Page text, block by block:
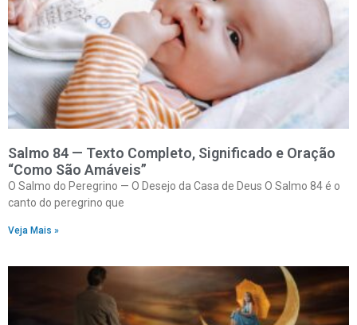
Salmo 84 — Texto Completo, Significado e Oração
“Como São Amáveis”
O Salmo do Peregrino — O Desejo da Casa de Deus O Salmo 84 é o
canto do peregrino que
Veja Mais »